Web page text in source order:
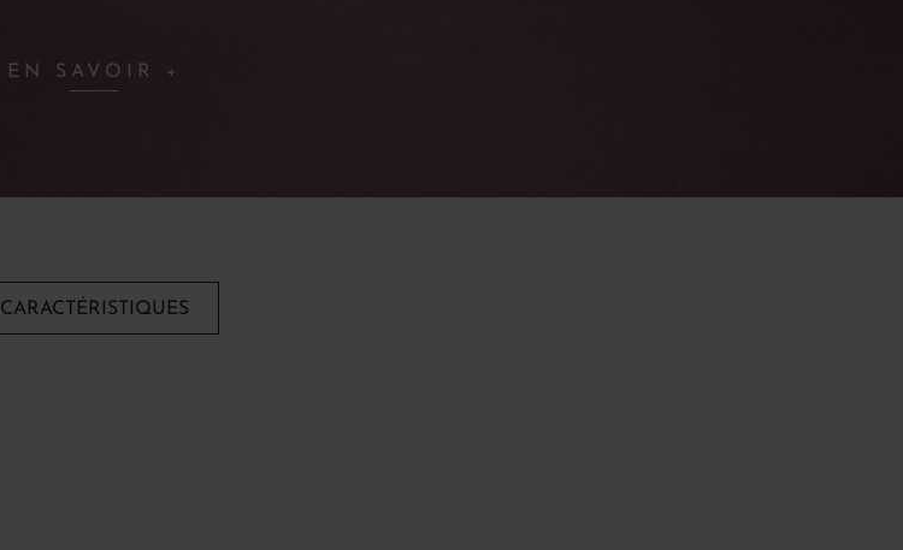
EN SAVOIR +
CARACTÉRISTIQUES